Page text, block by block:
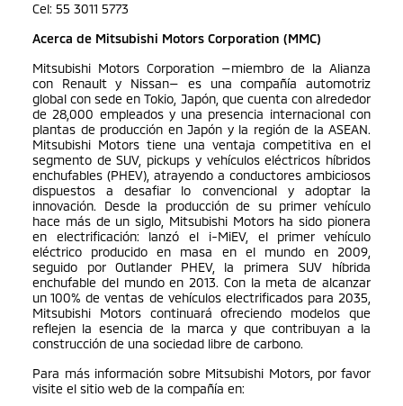
Cel: 55 3011 5773
Acerca de Mitsubishi Motors Corporation (MMC)
Mitsubishi Motors Corporation —miembro de la Alianza
con Renault y Nissan— es una compañía automotriz
global con sede en Tokio, Japón, que cuenta con alrededor
de 28,000 empleados y una presencia internacional con
plantas de producción en Japón y la región de la ASEAN.
Mitsubishi Motors tiene una ventaja competitiva en el
segmento de SUV, pickups y vehículos eléctricos híbridos
enchufables (PHEV), atrayendo a conductores ambiciosos
dispuestos a desafiar lo convencional y adoptar la
innovación. Desde la producción de su primer vehículo
hace más de un siglo, Mitsubishi Motors ha sido pionera
en electrificación: lanzó el i-MiEV, el primer vehículo
eléctrico producido en masa en el mundo en 2009,
seguido por Outlander PHEV, la primera SUV híbrida
enchufable del mundo en 2013. Con la meta de alcanzar
un 100% de ventas de vehículos electrificados para 2035,
Mitsubishi Motors continuará ofreciendo modelos que
reflejen la esencia de la marca y que contribuyan a la
construcción de una sociedad libre de carbono.
Para más información sobre Mitsubishi Motors, por favor
visite el sitio web de la compañía en: